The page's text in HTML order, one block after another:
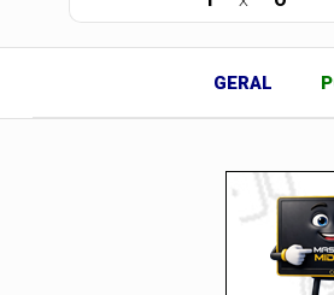
GERAL